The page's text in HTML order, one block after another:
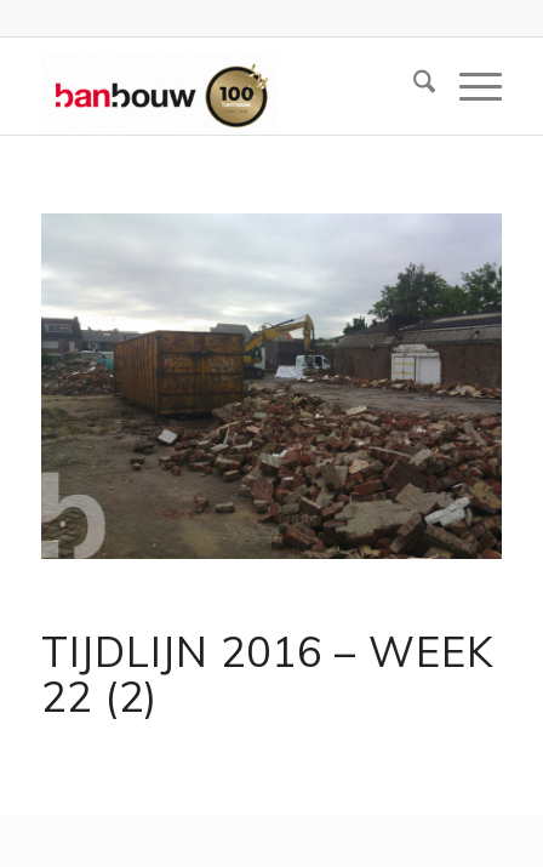
TIJDLIJN 2016 – WEEK
22 (2)